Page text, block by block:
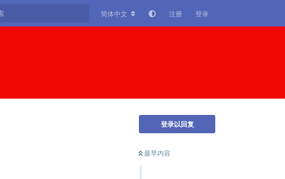
简体中文 注册 登录
登录以回复
最早内容